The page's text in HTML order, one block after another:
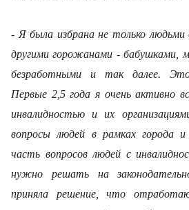
- Я была избрана не только людьми
другими горожанами - бабушками,
безработными и так далее.
Первые 2,5 года я очень активно
инвалидностью и их
вопросы людей в рамках города
часть вопросов людей с
нужно решать на
приняла решение, что